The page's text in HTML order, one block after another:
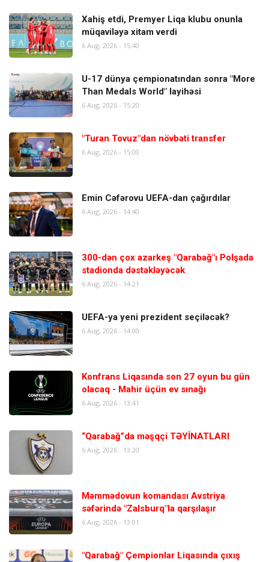
Xahiş etdi, Premyer Liqa klubu onunla
müqaviləyə xitam verdi
6 Aug, 2026 - 15:40
U-17 dünya çempionatından sonra "More
Than Medals World" layihəsi
6 Aug, 2026 - 15:20
"Turan Tovuz"dan növbəti transfer
6 Aug, 2026 - 15:00
Emin Cəfərovu UEFA-dan çağırdılar
6 Aug, 2026 - 14:40
300-dən çox azarkeş "Qarabağ"ı Polşada
stadionda dəstəkləyəcək
6 Aug, 2026 - 14:21
UEFA-ya yeni prezident seçiləcək?
6 Aug, 2026 - 14:00
Konfrans Liqasında son 27 oyun bu gün
olacaq - Mahir üçün ev sınağı
6 Aug, 2026 - 13:41
“Qarabağ”da məşqçi TƏYİNATLARI
6 Aug, 2026 - 13:20
Məmmədovun komandası Avstriya
səfərində "Zalsburq"la qarşılaşır
6 Aug, 2026 - 13:01
"Qarabağ" Çempionlar Liqasında çıxış